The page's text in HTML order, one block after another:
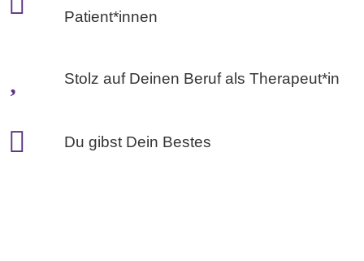
Patient*innen
Stolz auf Deinen Beruf als Therapeut*in
Du gibst Dein Bestes